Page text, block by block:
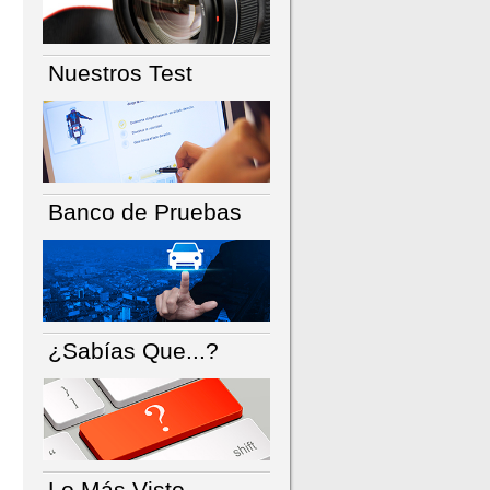
Nuestros Test
Banco de Pruebas
¿Sabías Que...?